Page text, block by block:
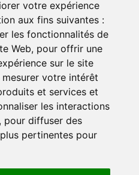
votre expérience
aux fins suivantes :
les fonctionnalités de
Web, pour offrir une
sur le site
mesurer votre intérêt
et services et
les interactions
, pour diffuser des
pertinentes pour